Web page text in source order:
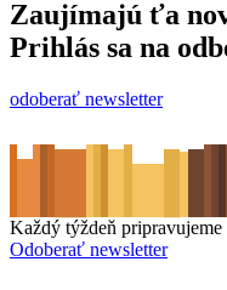
Zaujímajú ťa
Prihlás sa na
odoberať newsletter
Každý týždeň
Odoberať newsletter